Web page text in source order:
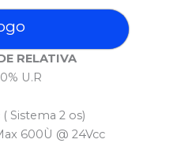
RELATIVA
U.R
( Sistema 2 os)
600Ù @ 24Vcc